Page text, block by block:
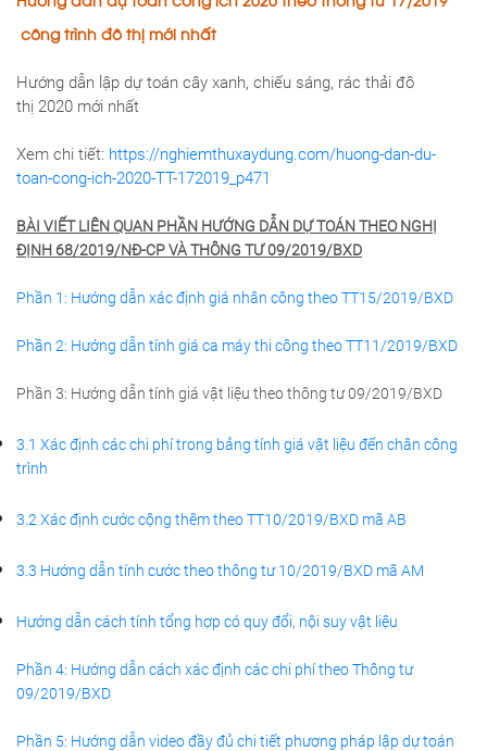
công trình đô thị mới nhất
Hướng dẫn lập dự toán cây xanh, chiếu sáng, rác thải đô
thị 2020 mới nhất
Xem chi tiết: https://nghiemthuxaydung.com/huong-dan-du-
toan-cong-ich-2020-TT-172019_p471
BÀI VIẾT LIÊN QUAN PHẦN HƯỚNG DẪN DỰ TOÁN THEO NGHỊ
ĐỊNH 68/2019/NĐ-CP VÀ THÔNG TƯ 09/2019/BXD
Phần 1: Hướng dẫn xác định giá nhân công theo TT15/2019/BXD
Phần 2: Hướng dẫn tính giá ca máy thi công theo TT11/2019/BXD
Phần 3: Hướng dẫn tính giá vật liệu theo thông tư 09/2019/BXD
3.1 Xác định các chi phí trong bảng tính giá vật liệu đến chân công
trình
3.2 Xác định cước cộng thêm theo TT10/2019/BXD mã AB
3.3 Hướng dẫn tính cước theo thông tư 10/2019/BXD mã AM
Hướng dẫn cách tính tổng hợp có quy đổi, nội suy vật liệu
Phần 4: Hướng dẫn cách xác định các chi phí theo Thông tư
09/2019/BXD
Phần 5: Hướng dẫn video đầy đủ chi tiết phương pháp lập dự toán